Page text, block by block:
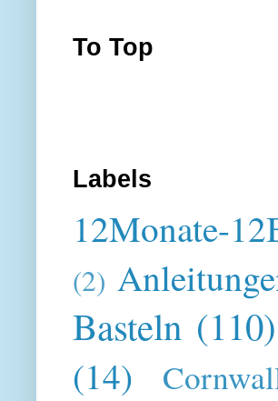
To Top
Labels
12Monate-
(2)
Basteln (110)
(14)